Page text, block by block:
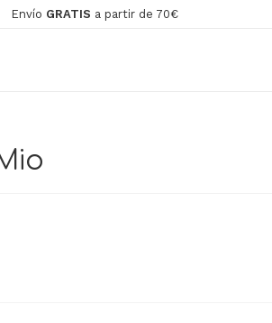
Envío GRATIS a partir de 70€